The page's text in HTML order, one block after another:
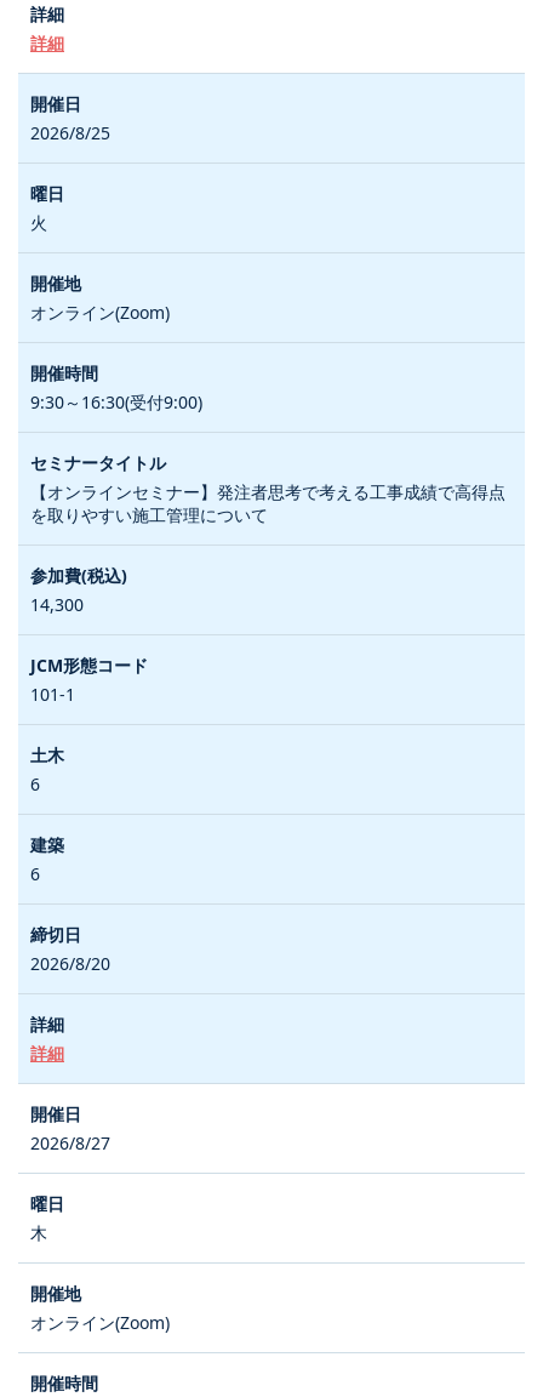
詳細
2026/8/25
火
オンライン(Zoom)
9:30～16:30(受付9:00)
【オンラインセミナー】発注者思考で考える工事成績で高得点
を取りやすい施工管理について
14,300
101-1
6
6
2026/8/20
詳細
2026/8/27
木
オンライン(Zoom)